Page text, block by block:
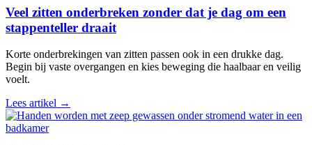
Veel zitten onderbreken zonder dat je dag om een
stappenteller draait
Korte onderbrekingen van zitten passen ook in een drukke dag.
Begin bij vaste overgangen en kies beweging die haalbaar en veilig
voelt.
Lees artikel →